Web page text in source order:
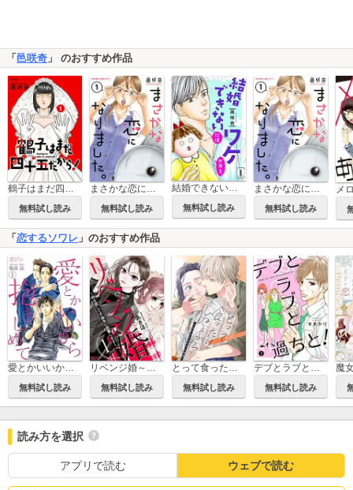
「 邑咲奇 」 のおすすめ作品
鶴子はまだ四十五だから！
無料試し読み
まさかな恋になりました。
無料試し読み
結婚できないにはワケがある。【描き下ろしおまけ付き特装版】
無料試し読み
まさかな恋になりました。【単話】
無料試し読み
「 恋するソワレ 」のおすすめ作品
愛とかいいから抱きしめて
無料試し読み
リベンジ婚～時を戻して不倫夫に復讐します～
無料試し読み
とって食ったりしねぇから～元ヤンくんとの恋事情～
無料試し読み
デブとラブと過ちと！
無料試し読み
読み方を選択
アプリで読む ウェブで読む